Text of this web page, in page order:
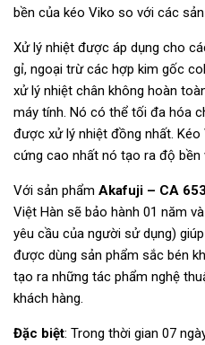
bền của kéo Viko so với các
Xử lý nhiệt được áp dụng cho
gỉ, ngoại trừ các hợp kim gốc
xử lý nhiệt chân không hoàn
máy tính. Nó có thể tối đa hóa
được xử lý nhiệt đồng nhất.
cứng cao nhất nó tạo ra độ bền
Với sản phẩm Akafuji – CA 653
Việt Hàn sẽ bảo hành 01 năm
yêu cầu của người sử dụng)
được dùng sản phẩm sắc bén
tạo ra những tác phẩm nghệ
khách hàng.
Đặc biệt: Trong thời gian 07